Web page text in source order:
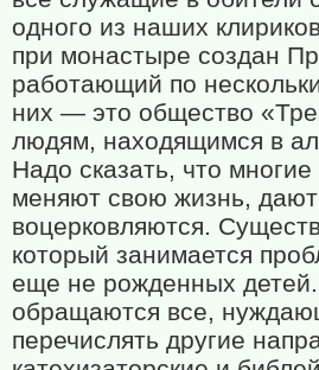
одного из наших
при монастыре создан
работающий по
них — это общество
людям, находящимся в
Надо сказать, что
меняют свою жизнь, дают
воцерковляются.
который занимается
еще не рожденных
обращаются все,
перечислять другие